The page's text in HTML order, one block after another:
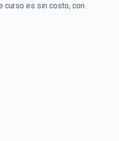
curso es sin costo, con